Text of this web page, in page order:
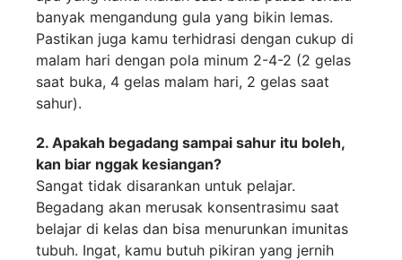
banyak mengandung gula yang bikin lemas.
Pastikan juga kamu terhidrasi dengan cukup di
malam hari dengan pola minum 2-4-2 (2 gelas
saat buka, 4 gelas malam hari, 2 gelas saat
sahur).
2. Apakah begadang sampai sahur itu boleh,
kan biar nggak kesiangan?
Sangat tidak disarankan untuk pelajar.
Begadang akan merusak konsentrasimu saat
belajar di kelas dan bisa menurunkan imunitas
tubuh. Ingat, kamu butuh pikiran yang jernih